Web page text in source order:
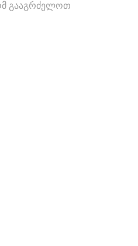
გააგრძელოთ